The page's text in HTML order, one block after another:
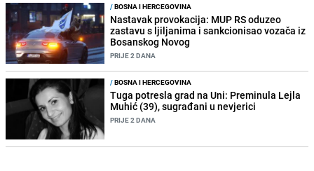
/BOSNA I HERCEGOVINA
Nastavak provokacija: MUP RS oduzeo
zastavu s ljiljanima i sankcionisao vozača iz
Bosanskog Novog
PRIJE 2 DANA
/BOSNA I HERCEGOVINA
Tuga potresla grad na Uni: Preminula Lejla
Muhić (39), sugrađani u nevjerici
PRIJE 2 DANA